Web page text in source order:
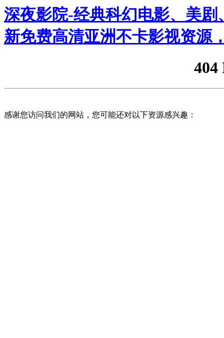
深夜影院-经典科幻电影、美
新免费高清亚洲不卡影视资
404
感谢您访问我们的网站，您可能还对以下资源感兴趣：